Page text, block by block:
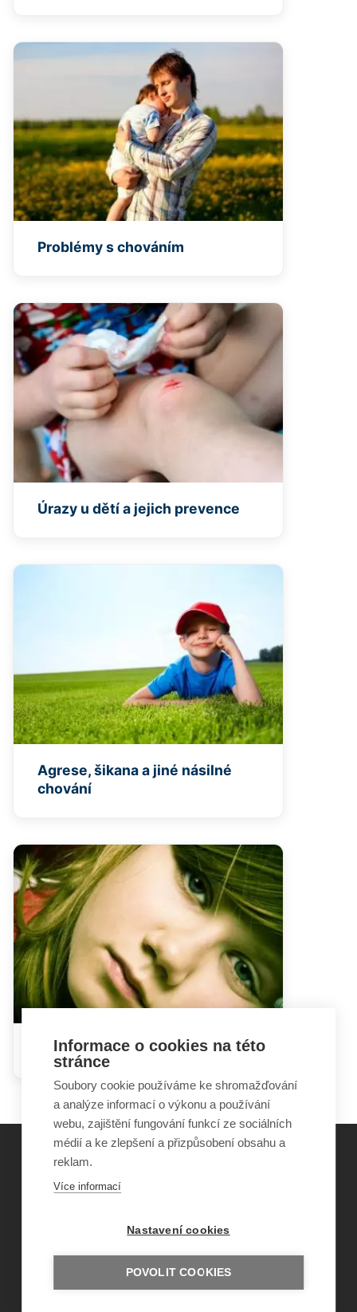
Problémy s chováním
Úrazy u dětí a jejich prevence
Agrese, šikana a jiné násilné
chování
Rizikové sexuální chování
©Obecně prospěšná společnost Sirius
ISSN 1805-8876
nazory@sancedetem.cz
Odběr novinek e-mailem
Informace o cookies na této
stránce
Soubory cookie používáme ke shromažďování
a analýze informací o výkonu a používání
webu, zajištění fungování funkcí ze sociálních
médií a ke zlepšení a přizpůsobení obsahu a
reklam.
Více informací
Nastavení cookies
POVOLIT COOKIES